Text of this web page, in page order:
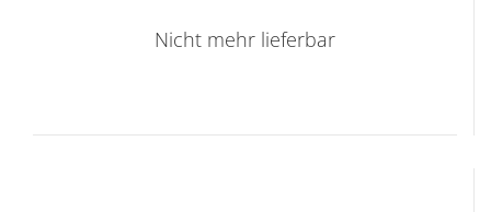
Nicht mehr lieferbar